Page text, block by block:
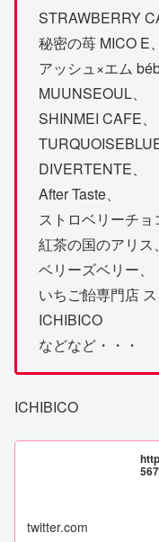
STRAWBERRY
秘密の苺 MICO E、
アッシュ×エム
MUUNSEOUL、
SHINMEI CAFE、
TURQUOISEBLUE
DIVERTENTE、
After Taste、
ストロベリーチョ
紅茶の国のアリス、
ベリーズベリー、
いちご飴専門店
ICHIBICO
などなど・・・
ICHIBICO
twitter.com